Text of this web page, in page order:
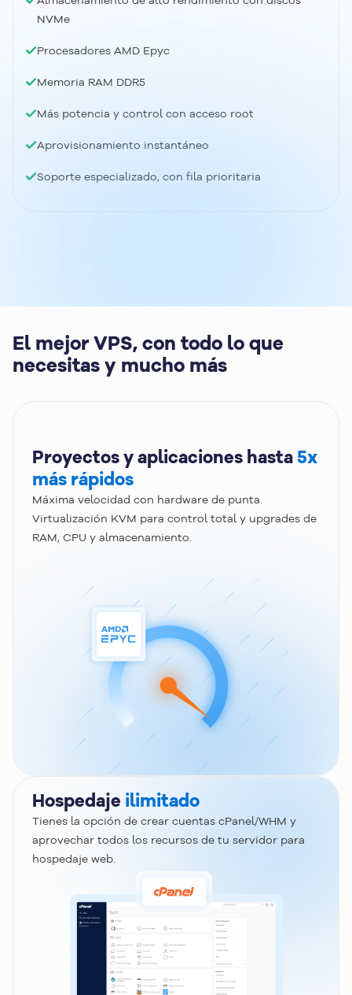
NVMe
Procesadores AMD Epyc
Memoria RAM DDR5
Más potencia y control con acceso root
Aprovisionamiento instantáneo
Soporte especializado, con fila prioritaria
El mejor VPS, con todo lo que
necesitas y mucho más
Proyectos y aplicaciones hasta5x
más rápidos
Máxima velocidad con hardware de punta.
Virtualización KVM para control total y upgrades de
RAM, CPU y almacenamiento.
Hospedaje ilimitado
Tienes la opción de crear cuentas cPanel/WHM y
aprovechar todos los recursos de tu servidor para
hospedaje web.